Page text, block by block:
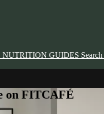
NUTRITION GUIDES Search
on FITCAFÉ